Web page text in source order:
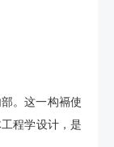
。这一构䙐使
程学设计，是